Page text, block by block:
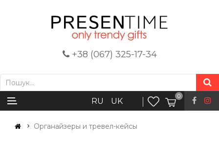
+38 (067) 325-17-34
RU UK
0
Органайзеры и тревел-кейсы